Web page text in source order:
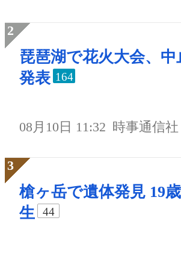
琵琶湖で花火大会、中
発表 164
08月10日 11:32 時事通信社
槍ヶ岳で遺体発見 19
生
44